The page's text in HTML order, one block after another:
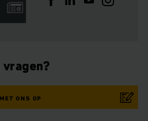
ONS OP